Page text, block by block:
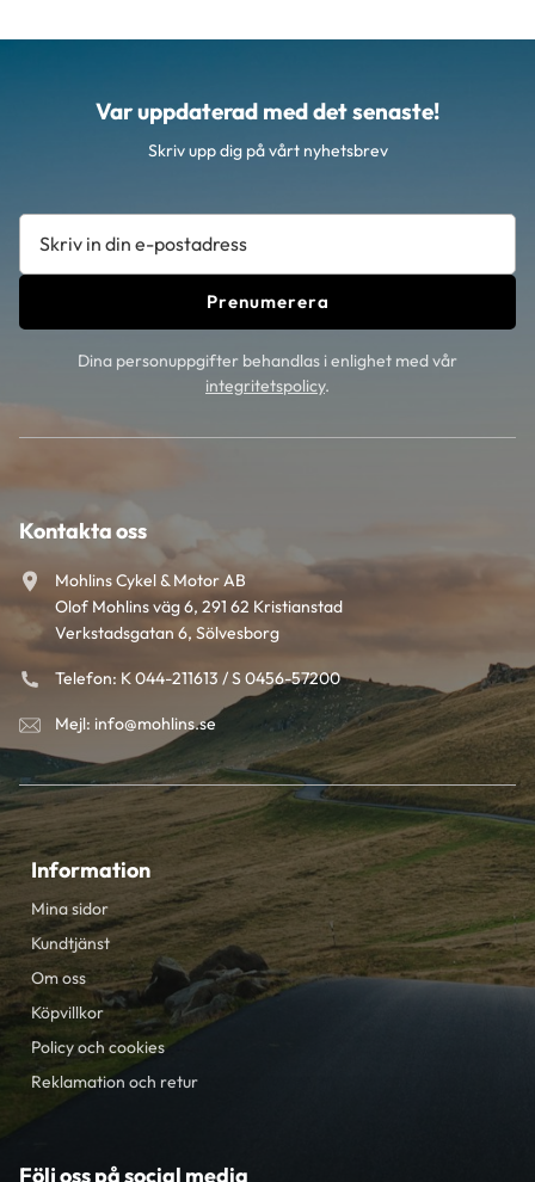
Var uppdaterad med det senaste!
Skriv upp dig på vårt nyhetsbrev
Prenumerera
Dina personuppgifter behandlas i enlighet med vår
integritetspolicy.
Kontakta oss
Mohlins Cykel & Motor AB
Olof Mohlins väg 6, 291 62 Kristianstad
Verkstadsgatan 6, Sölvesborg
Telefon: K 044-211613 / S 0456-57200
Mejl: info@mohlins.se
Information
Mina sidor
Kundtjänst
Om oss
Köpvillkor
Policy och cookies
Reklamation och retur
Följ oss på social media